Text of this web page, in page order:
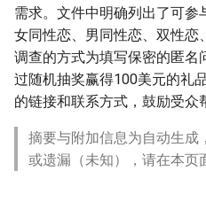
需求。文件中明确列出了可参
女同性恋、男同性恋、双性恋
调查的方式为填写保密的匿名
过随机抽奖赢得100美元的礼
的链接和联系方式，鼓励受众
摘要与附加信息为自动生成
或遗漏（未知），请在本页